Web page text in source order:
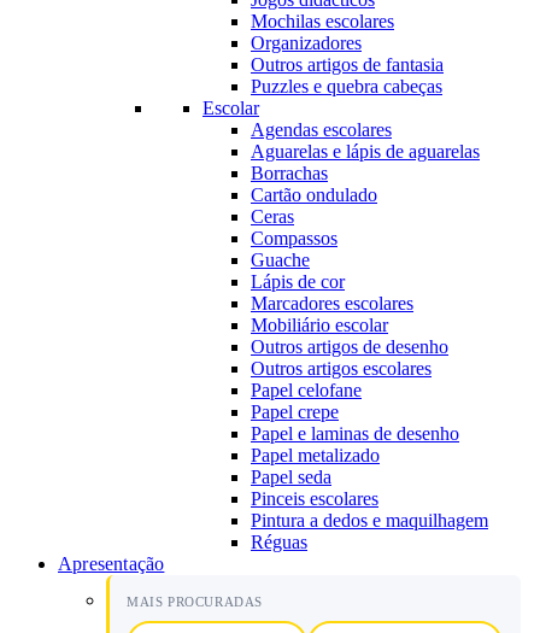
Mochilas escolares
Organizadores
Outros artigos de fantasia
Puzzles e quebra cabeças
Escolar
Agendas escolares
Aguarelas e lápis de aguarelas
Borrachas
Cartão ondulado
Ceras
Compassos
Guache
Lápis de cor
Marcadores escolares
Mobiliário escolar
Outros artigos de desenho
Outros artigos escolares
Papel celofane
Papel crepe
Papel e laminas de desenho
Papel metalizado
Papel seda
Pinceis escolares
Pintura a dedos e maquilhagem
Réguas
Apresentação
MAIS PROCURADAS